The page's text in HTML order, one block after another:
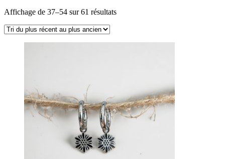
Affichage de 37–54 sur 61 résultatsTrié